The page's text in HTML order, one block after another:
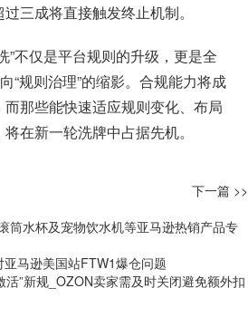
三成将直接触发终止机制。
”不仅是平台规则的升级，更是全
“规则治理”的缩影。合规能力将成
那些能快速适应规则变化、布局
在新一轮洗牌中占据先机。
下一篇 >>
筒水杯及宠物饮水机等亚马逊热销产品专
马逊美国站FTW1爆仓问题
活”新规_OZON卖家需及时关闭避免额外扣